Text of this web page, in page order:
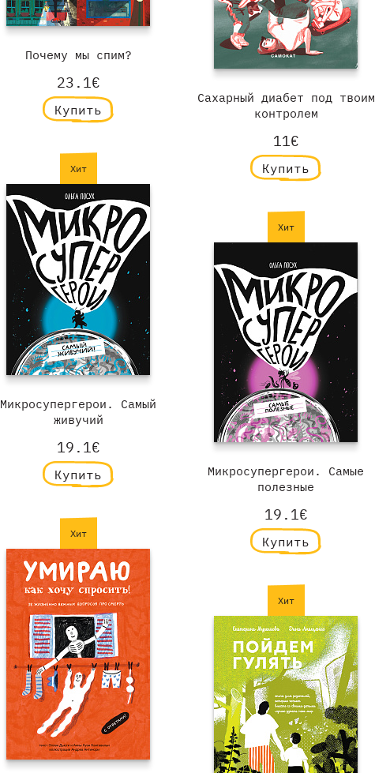
Почему мы спим?
23.1€
Купить
Сахарный диабет под твоим
контролем
11€
Купить
Хит
Микросупергерои. Самый
живучий
19.1€
Купить
Хит
Микросупергерои. Самые
полезные
19.1€
Купить
Хит
Хит